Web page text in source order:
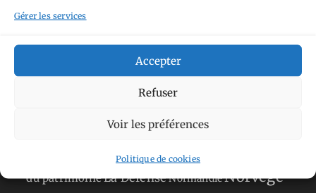
Gérer les services
Accepter
Refuser
Voir les préférences
Politique de cookies
Tags
AilleursAimez-vous bordelAllemagne Andorre
Anti tourismeBarBelgique
CircuitDanemarkEspagne
du patrimoineLa DéfenseNormandieNorvège